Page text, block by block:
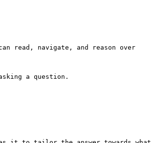
read, navigate, and reason over
a question.